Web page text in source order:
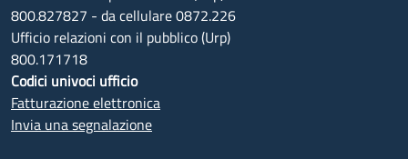
800.827827 - da cellulare 0872.226
Ufficio relazioni con il pubblico (Urp)
800.171718
Codici univoci ufficio
Fatturazione elettronica
Invia una segnalazione